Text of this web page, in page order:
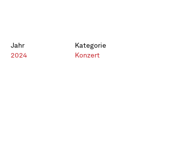
Jahr
2024
Kategorie
Konzert